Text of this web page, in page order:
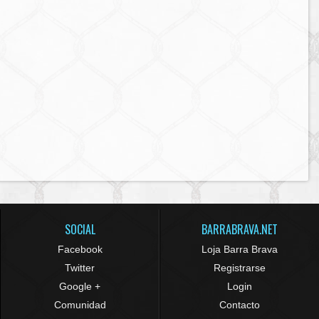
SOCIAL
Facebook
Twitter
Google +
Comunidad
BARRABRAVA.NET
Loja Barra Brava
Registrarse
Login
Contacto